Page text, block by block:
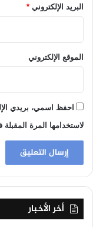
البريد الإلكتروني *
الموقع الإلكتروني
احفظ اسمي، بريدي
لاستخدامها المرة
أخر الأخبار